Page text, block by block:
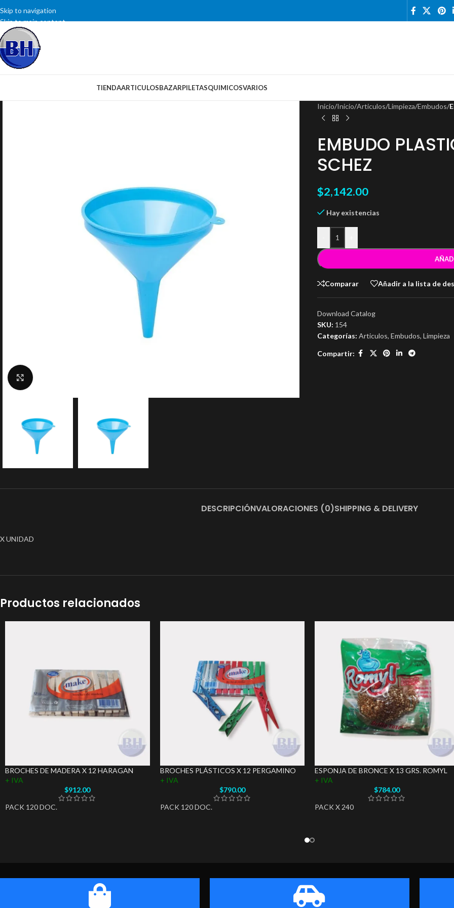
Skip to navigation
Skip to main content
TIENDAARTICULOSBAZARPILETASQUIMICOSVARIOS
Inicio/Inicio/Articulos/Limpieza/Embudos/
EMBUDO
SCHEZ
$2,142.00
Hay existencias
Comparar Añadir a la lista de
Download Catalog
SKU: 154
Categorías: Articulos, Embudos, Limpieza
Compartir:
DESCRIPCIÓNVALORACIONES (0)SHIPPING & DELIVERY
X UNIDAD
Productos relacionados
BROCHES DE MADERA X 12 HARAGAN
+ IVA
$912.00
PACK 120 DOC.
BROCHES PLÁSTICOS X 12 PERGAMINO
+ IVA
$790.00
PACK 120 DOC.
ESPONJA DE BRONCE X 13 GRS. ROMYL
+ IVA
$784.00
PACK X 240